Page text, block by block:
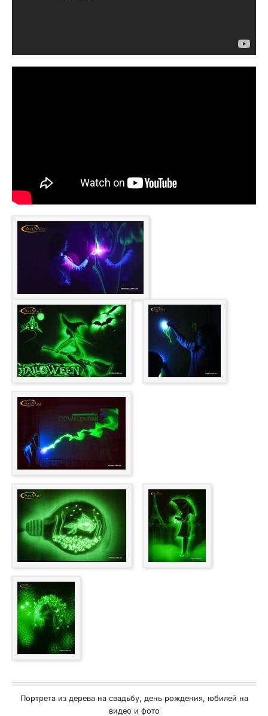
Портрета из дерева на свадьбу, день рождения, юбилей на
видео и фото